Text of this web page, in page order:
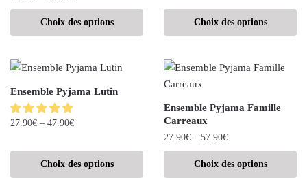
Choix des options Choix des options
Ensemble Pyjama Lutin
27.90€ – 47.90€
Choix des options
Ensemble Pyjama Famille
Carreaux
27.90€ – 57.90€
Choix des options